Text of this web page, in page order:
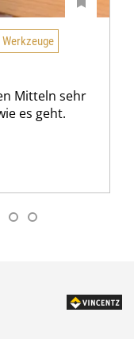
Werkzeuge
Mitteln sehr
es geht.